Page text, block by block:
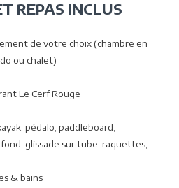
REPAS INCLUS
de votre choix (chambre en
ou chalet)
Le Cerf Rouge
pédalo, paddleboard;
glissade sur tube, raquettes,
& bains